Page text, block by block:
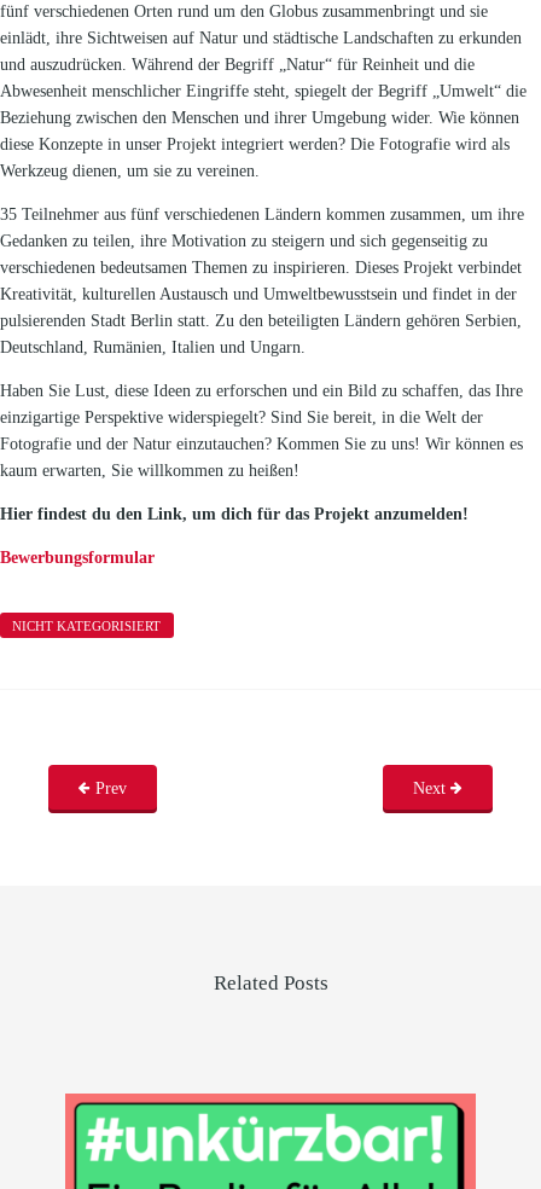
fünf verschiedenen Orten rund um den Globus zusammenbringt und sie
einlädt, ihre Sichtweisen auf Natur und städtische Landschaften zu erkunden
und auszudrücken. Während der Begriff „Natur“ für Reinheit und die
Abwesenheit menschlicher Eingriffe steht, spiegelt der Begriff „Umwelt“ die
Beziehung zwischen den Menschen und ihrer Umgebung wider. Wie können
diese Konzepte in unser Projekt integriert werden? Die Fotografie wird als
Werkzeug dienen, um sie zu vereinen.
35 Teilnehmer aus fünf verschiedenen Ländern kommen zusammen, um ihre
Gedanken zu teilen, ihre Motivation zu steigern und sich gegenseitig zu
verschiedenen bedeutsamen Themen zu inspirieren. Dieses Projekt verbindet
Kreativität, kulturellen Austausch und Umweltbewusstsein und findet in der
pulsierenden Stadt Berlin statt. Zu den beteiligten Ländern gehören Serbien,
Deutschland, Rumänien, Italien und Ungarn.
Haben Sie Lust, diese Ideen zu erforschen und ein Bild zu schaffen, das Ihre
einzigartige Perspektive widerspiegelt? Sind Sie bereit, in die Welt der
Fotografie und der Natur einzutauchen? Kommen Sie zu uns! Wir können es
kaum erwarten, Sie willkommen zu heißen!
Hier findest du den Link, um dich für das Projekt anzumelden!
Bewerbungsformular
NICHT KATEGORISIERT
Prev Next
Related Posts